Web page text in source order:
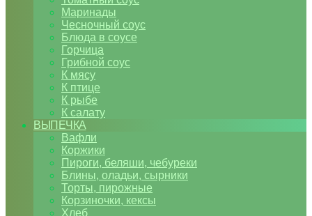
Маринады
Чесночный соус
Блюда в соусе
Горчица
Грибной соус
К мясу
К птице
К рыбе
К салату
ВЫПЕЧКА
Вафли
Коржики
Пироги, беляши, чебуреки
Блины, оладьи, сырники
Торты, пирожные
Корзиночки, кексы
Хлеб